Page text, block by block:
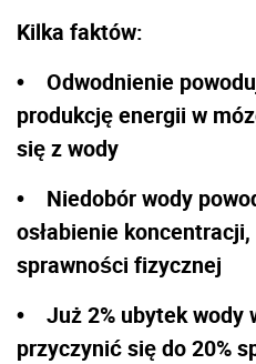
Kilka faktów:
• Odwodnienie
produkcję energii w
się z wody
• Niedobór wody
osłabienie
sprawności fizycznej
• Już 2% ubytek wody
przyczynić się do 20%